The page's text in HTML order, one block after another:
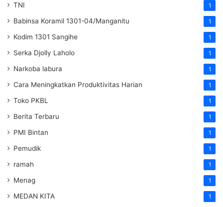
TNI 1
Babinsa Koramil 1301-04/Manganitu 1
Kodim 1301 Sangihe 1
Serka Djolly Laholo 1
Narkoba labura 1
Cara Meningkatkan Produktivitas Harian 1
Toko PKBL 1
Berita Terbaru 1
PMI Bintan 1
Pemudik 1
ramah 1
Menag 1
MEDAN KITA 1